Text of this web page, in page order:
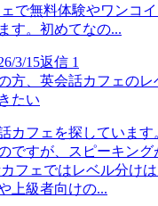
で無料体験やワンコ
す。初めてなの...
3/15返信 1
方、英会話カフェのレ
たい
カフェを探しています
ですが、スピーキン
フェではレベル分け
上級者向けの...